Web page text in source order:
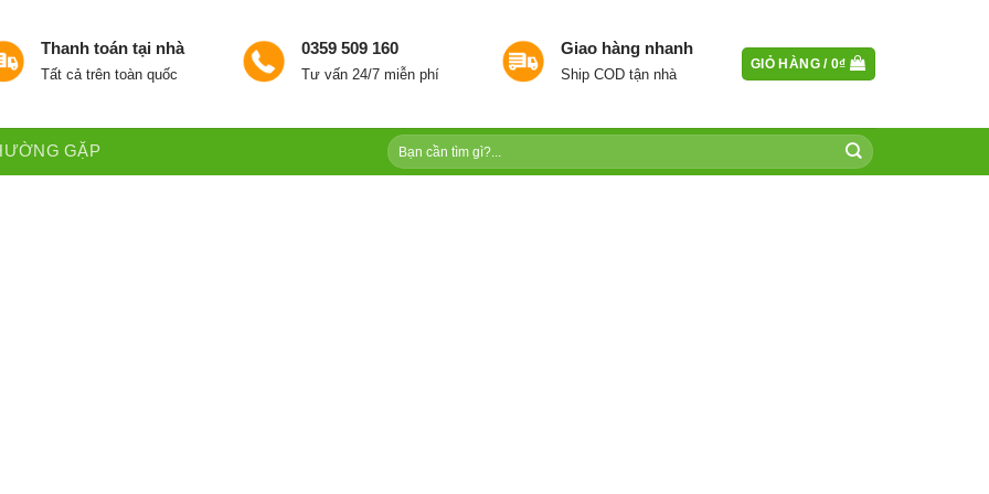
Thanh toán tại nhà
Tất cả trên toàn quốc
0359 509 160
Tư vấn 24/7 miễn phí
Giao hàng nhanh
Ship COD tận nhà
GIỎ HÀNG / 0₫
GẶP
Tìm
kiếm: